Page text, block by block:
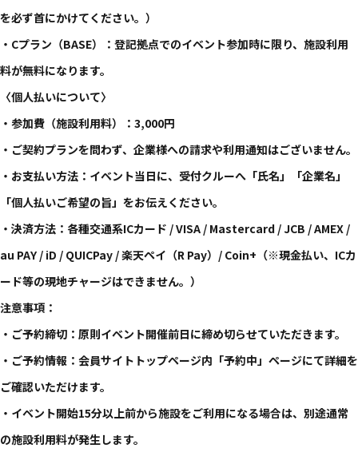
を必ず首にかけてください。）
・Cプラン（BASE）：登記拠点でのイベント参加時に限り、施設利用
料が無料になります。
〈個人払いについて〉
・参加費（施設利用料）：3,000円
・ご契約プランを問わず、企業様への請求や利用通知はございません。
・お支払い方法：イベント当日に、受付クルーへ「氏名」「企業名」
「個人払いご希望の旨」をお伝えください。
・決済方法：各種交通系ICカード / VISA / Mastercard / JCB / AMEX /
au PAY / iD / QUICPay / 楽天ペイ（R Pay）/ Coin+（※現金払い、ICカ
ード等の現地チャージはできません。）
注意事項：
・ご予約締切：原則イベント開催前日に締め切らせていただきます。
・ご予約情報：会員サイトトップページ内「予約中」ページにて詳細を
ご確認いただけます。
・イベント開始15分以上前から施設をご利用になる場合は、別途通常
の施設利用料が発生します。